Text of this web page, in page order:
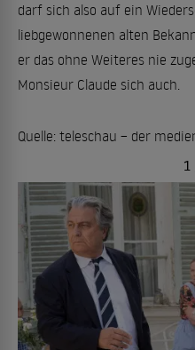
darf sich also auf ein
liebgewonnenen alten
er das ohne Weiteres nie
Monsieur Claude sich auch.
Quelle: teleschau – der
1